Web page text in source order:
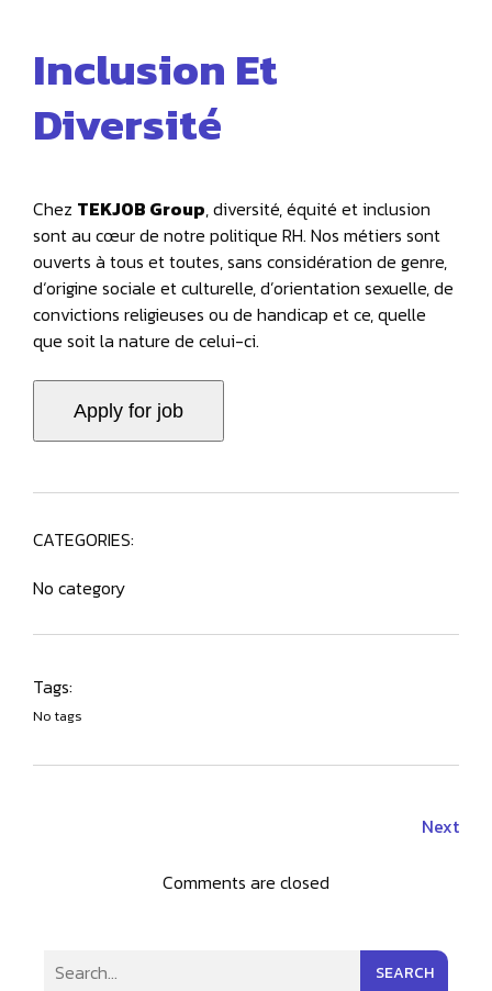
SEARCH
Inclusion Et
Diversité
Chez TEKJOB Group, diversité, équité et inclusion
sont au cœur de notre politique RH. Nos métiers sont
ouverts à tous et toutes, sans considération de genre,
d‘origine sociale et culturelle, d’orientation sexuelle, de
convictions religieuses ou de handicap et ce, quelle
que soit la nature de celui-ci.
CATEGORIES:
No category
Tags:
No tags
Next
Comments are closed